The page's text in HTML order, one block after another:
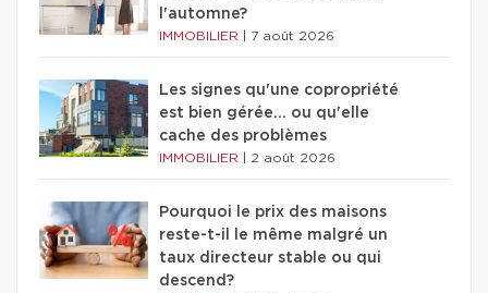
l'automne?
IMMOBILIER 7 août 2026
Les signes qu'une copropriété
est bien gérée… ou qu'elle
cache des problèmes
IMMOBILIER 2 août 2026
Pourquoi le prix des maisons
reste-t-il le même malgré un
taux directeur stable ou qui
descend?